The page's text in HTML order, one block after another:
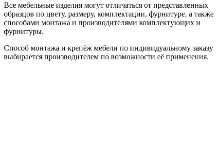
Все мебельные изделия могут отличаться от представленных
образцов по цвету, размеру, комплектации, фурнитуре, а также
способами монтажа и производителями комплектующих и
фурнитуры.
Способ монтажа и крепёж мебели по индивидуальному заказу
выбирается производителем по возможности её применения.